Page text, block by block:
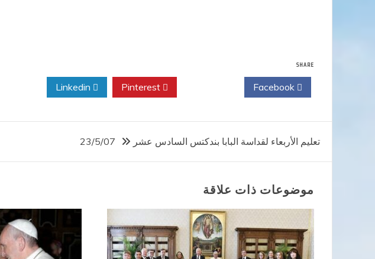
SHARE
تصفّح
المقالات
تعليم الأربعاء لقداسة البابا بندكتس السادس عشر 23/5/07
موضوعات ذات علاقة